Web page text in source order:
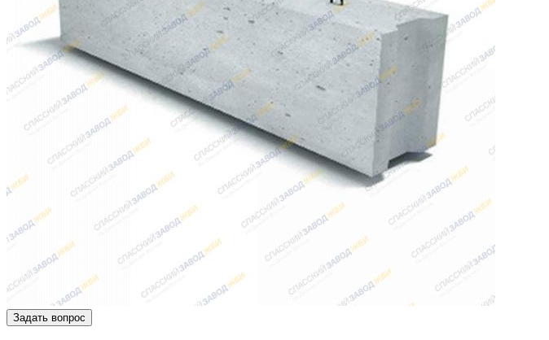
Задать вопрос